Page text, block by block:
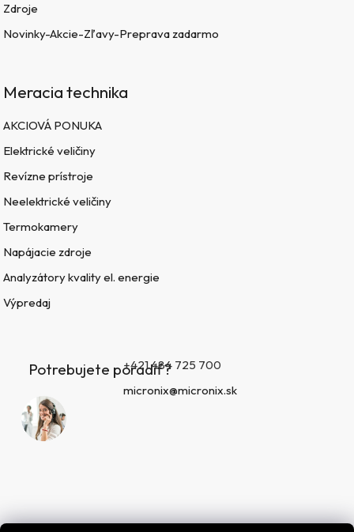
Zdroje
Novinky-Akcie-Zľavy-Preprava zadarmo
Meracia technika
AKCIOVÁ PONUKA
Elektrické veličiny
Revízne prístroje
Neelektrické veličiny
Termokamery
Napájacie zdroje
Analyzátory kvality el. energie
Výpredaj
Potrebujete poradiť?+421 484 725 700
micronix@micronix.sk